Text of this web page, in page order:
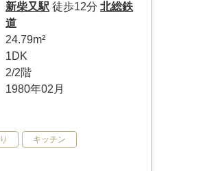
新柴又駅 徒歩12分北総鉄
道
24.79m²
1DK
2/2階
1980年02月
キッチン